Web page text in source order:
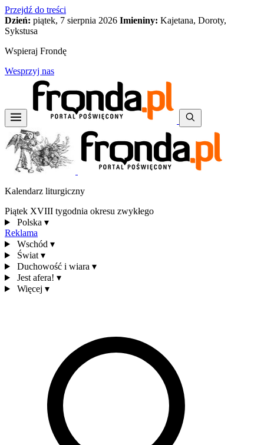
Przejdź do treści
Dzień: piątek, 7 sierpnia 2026 Imieniny: Kajetana, Doroty,
Sykstusa
Wspieraj Frondę
Wesprzyj nas
Kalendarz liturgiczny
Piątek XVIII tygodnia okresu zwykłego
Polska ▾
Reklama
Wschód ▾
Świat ▾
Duchowość i wiara ▾
Jest afera! ▾
Więcej ▾